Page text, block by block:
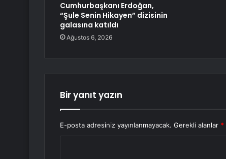
Cumhurbaşkanı Erdoğan,
“Şule Senin Hikayen” dizisinin
galasına katıldı
Ağustos 6, 2026
Bir yanıt yazın
E-posta adresiniz yayınlanmayacak. Gerekli alanlar *